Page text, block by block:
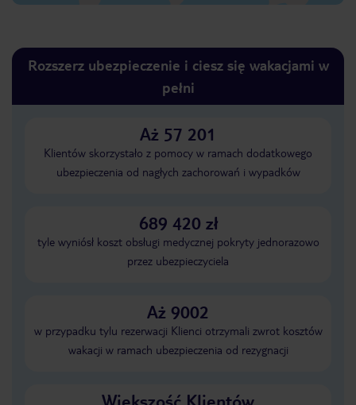
Rozszerz ubezpieczenie i ciesz się wakacjami w
pełni
Aż 57 201
Klientów skorzystało z pomocy w ramach dodatkowego
ubezpieczenia od nagłych zachorowań i wypadków
689 420 zł
tyle wyniósł koszt obsługi medycznej pokryty jednorazowo
przez ubezpieczyciela
Aż 9002
w przypadku tylu rezerwacji Klienci otrzymali zwrot kosztów
wakacji w ramach ubezpieczenia od rezygnacji
Większość Klientów